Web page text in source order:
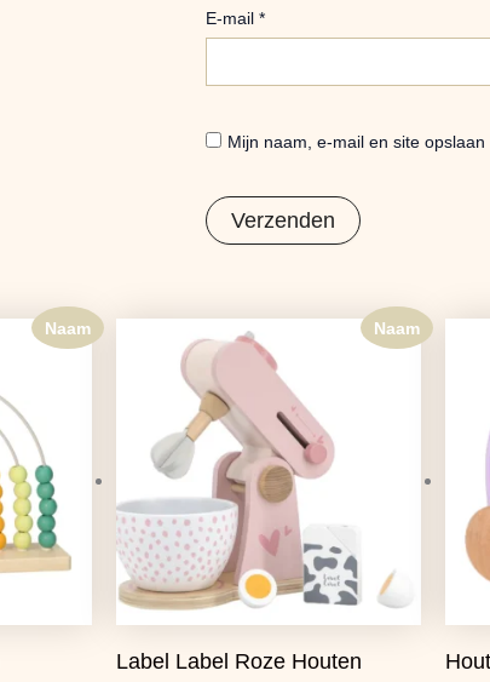
E-mail *
Mijn naam, e-mail en site
Naam Naam
Label Label Roze Houten